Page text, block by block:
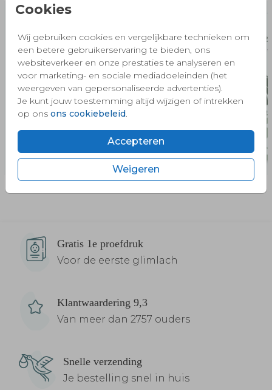
Cookies
Wij gebruiken cookies en vergelijkbare technieken om
een betere gebruikerservaring te bieden, ons
websiteverkeer en onze prestaties te analyseren en
voor marketing- en sociale mediadoeleinden (het
weergeven van gepersonaliseerde advertenties).
Je kunt jouw toestemming altijd wijzigen of intrekken
op ons ons cookiebeleid
Accepteren
Weigeren
Gratis 1e proefdruk
Voor de eerste glimlach
Klantwaardering 9,3
Van meer dan 2757 ouders
Snelle verzending
Je bestelling snel in huis